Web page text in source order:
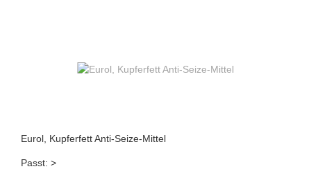
Eurol, Kupferfett Anti-Seize-Mittel
Passt: >